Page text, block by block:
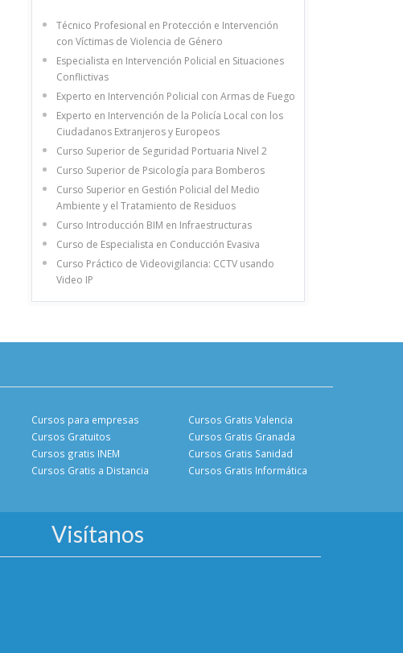
Técnico Profesional en Protección e Intervención
con Víctimas de Violencia de Género
Especialista en Intervención Policial en Situaciones
Conflictivas
Experto en Intervención Policial con Armas de Fuego
Experto en Intervención de la Policía Local con los
Ciudadanos Extranjeros y Europeos
Curso Superior de Seguridad Portuaria Nivel 2
Curso Superior de Psicología para Bomberos
Curso Superior en Gestión Policial del Medio
Ambiente y el Tratamiento de Residuos
Curso Introducción BIM en Infraestructuras
Curso de Especialista en Conducción Evasiva
Curso Práctico de Videovigilancia: CCTV usando
Video IP
Cursos para empresas
Cursos Gratuitos
Cursos gratis INEM
Cursos Gratis a Distancia
Cursos Gratis Valencia
Cursos Gratis Granada
Cursos Gratis Sanidad
Cursos Gratis Informática
Visítanos